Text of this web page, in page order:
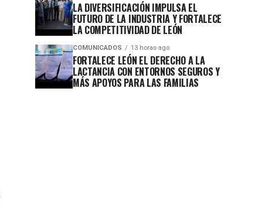
LA DIVERSIFICACIÓN IMPULSA EL
FUTURO DE LA INDUSTRIA Y FORTALECE
LA COMPETITIVIDAD DE LEÓN
COMUNICADOS 13 horas ago
FORTALECE LEÓN EL DERECHO A LA
LACTANCIA CON ENTORNOS SEGUROS Y
MÁS APOYOS PARA LAS FAMILIAS